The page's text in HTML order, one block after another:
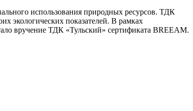
использования природных ресурсов. ТДК
экологических показателей. В рамках
вручение ТДК «Тульский» сертификата BREEAM.